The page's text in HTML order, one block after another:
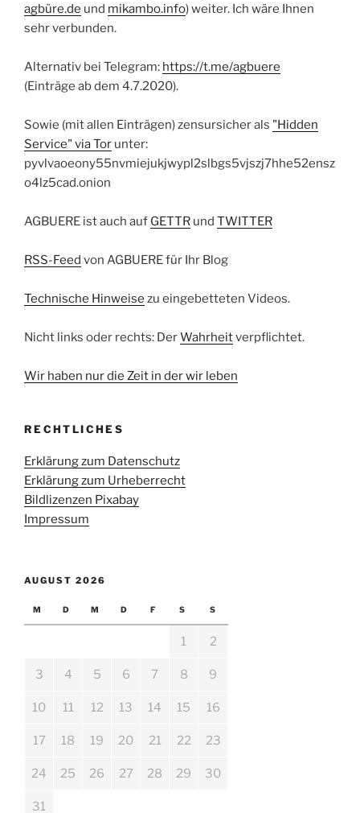
agbüre.de und mikambo.info) weiter. Ich wäre Ihnen
sehr verbunden.
Alternativ bei Telegram: https://t.me/agbuere
(Einträge ab dem 4.7.2020).
Sowie (mit allen Einträgen) zensursicher als "Hidden
Service" via Tor unter:
pyvlvaoeony55nvmiejukjwypl2slbgs5vjszj7hhe52ensz
o4lz5cad.onion
AGBUERE ist auch auf GETTR und TWITTER
RSS-Feed von AGBUERE für Ihr Blog
Technische Hinweise zu eingebetteten Videos.
Nicht links oder rechts: DerWahrheitverpflichtet.
Wir haben nur die Zeit in der wir leben
RECHTLICHES
Erklärung zum Datenschutz
Erklärung zum Urheberrecht
Bildlizenzen Pixabay
Impressum
AUGUST 2026
M D M D F S S
1 2
3 4 5 6 7 8 9
10 11 12 13 14 15 16
17 18 19 20 21 22 23
24 25 26 27 28 29 30
31